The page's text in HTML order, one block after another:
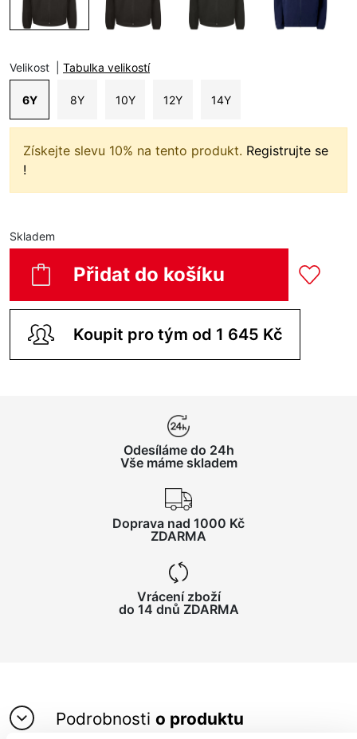
Velikost Tabulka velikostí
6Y 8Y 10Y 12Y 14Y
Získejte slevu 10% na tento produkt. Registrujte se
!
Skladem
Přidat do košíku
Koupit pro tým od 1 645 Kč
Odesíláme do 24h
Vše máme skladem
Doprava nad 1000 Kč
ZDARMA
Vrácení zboží
do 14 dnů ZDARMA
Podrobnosti o produktu